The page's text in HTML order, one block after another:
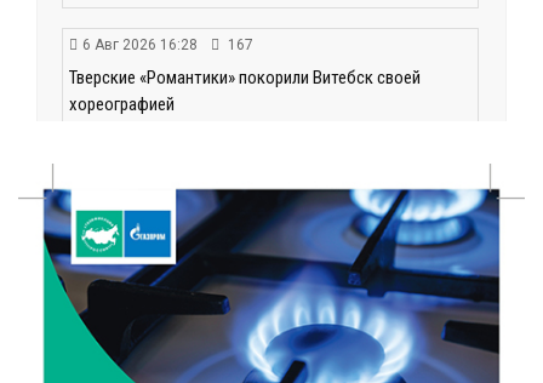
6 Авг 2026 16:28 167
Тверские «Романтики» покорили Витебск своей
хореографией
Виталий Королев наградил строителей и
анонсировал новые проекты
6 Авг 2026 16:02 74
Объем выдачи ипотеки в России вырос на 38%